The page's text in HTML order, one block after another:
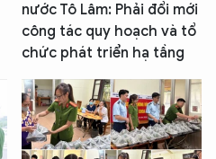
nước Tô Lâm: Phải đổi mới
công tác quy hoạch và tổ
chức phát triển hạ tầng